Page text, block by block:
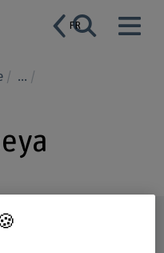
FR
...